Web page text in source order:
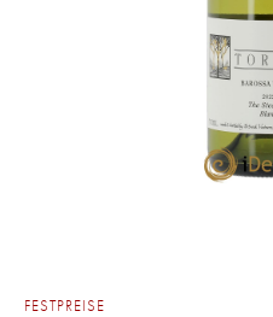
FESTPREISE